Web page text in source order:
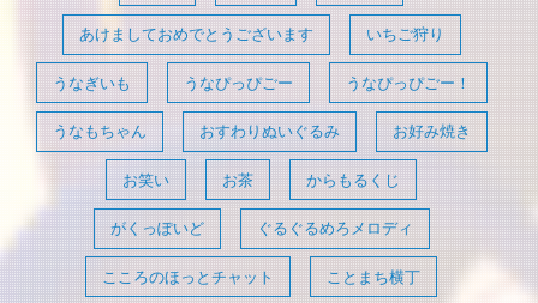
あけましておめでとうございます いちご狩り
うなぎいも うなぴっぴごー うなぴっぴごー！
うなもちゃん おすわりぬいぐるみ お好み焼き
お笑い お茶 からもるくじ
がくっぽいど ぐるぐるめろメロディ
こころのほっとチャット ことまち横丁